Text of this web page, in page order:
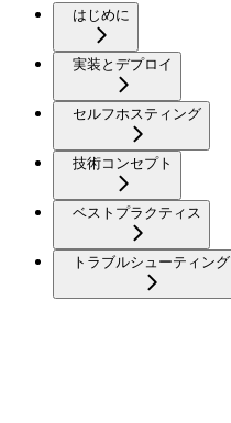
はじめに
実装とデプロイ
セルフホスティング
技術コンセプト
ベストプラクティス
トラブルシューティング